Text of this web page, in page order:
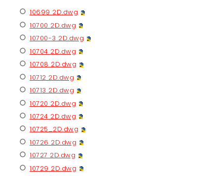
10699 2D.dwg
10700 2D.dwg
10700-3 2D.dwg
10704 2D.dwg
10708 2D.dwg
10712 2D.dwg
10713 2D.dwg
10720 2D.dwg
10724 2D.dwg
10725_2D.dwg
10726 2D.dwg
10727 2D.dwg
10729 2D.dwg